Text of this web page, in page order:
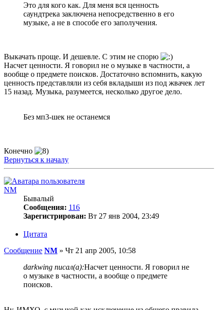
Это для кого как. Для меня вся ценность
саундтрека заключена непосредственно в его
музыке, а не в способе его заполучения.
Выкачать проще. И дешевле. С этим не спорю
Насчет ценности. Я говорил не о музыке в частности, а
вообще о предмете поисков. Достаточно вспомнить, какую
ценность представляли из себя вкладыши из под жвачек лет
15 назад. Музыка, разумеется, несколько другое дело.
Без мп3-шек не останемся
Конечно
Вернуться к началу
NM
Бывалый
Сообщения: 116
Зарегистрирован: Вт 27 янв 2004, 23:49
Цитата
Сообщение NM » Чт 21 апр 2005, 10:58
darkwing писал(а):Насчет ценности. Я говорил не
о музыке в частности, а вообще о предмете
поисков.